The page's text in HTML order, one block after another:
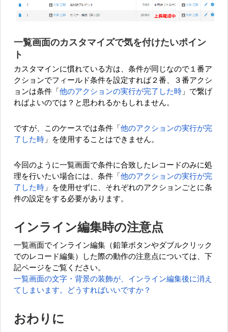
一覧画面のカスタマイズで気を付けたいポイン
ト
カスタマインに慣れている方は、条件が同じなので１番ア
クションでフィールド条件を設定すれば２番、３番アクシ
ョンは条件「 他のアクションの実行が完了した時 」で繋げ
ればよいのでは？と思われるかもしれません。
ですが、このケースでは条件「 他のアクションの実行が完
了した時 」を使用することはできません。
今回のように一覧画面で条件に合致したレコードのみに処
理を行いたい場合には、条件「 他のアクションの実行が完
了した時 」を使用せずに、それぞれのアクションごとに条
件の設定をする必要があります。
インライン編集時の注意点
一覧画面でインライン編集（鉛筆ボタンやダブルクリック
でのレコード編集）した際の動作の注意点については、下
記ページをご覧ください。
一覧画面の文字・背景の装飾が、インライン編集後に消え
てしまいます。どうすればいいですか？
おわりに